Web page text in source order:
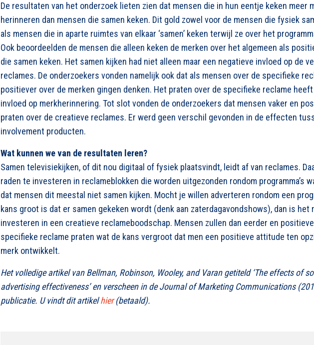
De resultaten van het onderzoek lieten zien dat mensen die in hun eentje keken meer
herinneren dan mensen die samen keken. Dit gold zowel voor de mensen die fysiek
als mensen die in aparte ruimtes van elkaar ‘samen’ keken terwijl ze over het
Ook beoordeelden de mensen die alleen keken de merken over het algemeen als
die samen keken. Het samen kijken had niet alleen maar een negatieve invloed op de
reclames. De onderzoekers vonden namelijk ook dat als mensen over de specifieke
positiever over de merken gingen denken. Het praten over de specifieke reclame
invloed op merkherinnering. Tot slot vonden de onderzoekers dat mensen vaker en
praten over de creatieve reclames. Er werd geen verschil gevonden in de effecten
involvement producten.
Wat kunnen we van de resultaten leren?
Samen televisiekijken, of dit nou digitaal of fysiek plaatsvindt, leidt af van reclames.
raden te investeren in reclameblokken die worden uitgezonden rondom programma’s
dat mensen dit meestal niet samen kijken. Mocht je willen adverteren rondom een
kans groot is dat er samen gekeken wordt (denk aan zaterdagavondshows), dan is het
investeren in een creatieve reclameboodschap. Mensen zullen dan eerder en
specifieke reclame praten wat de kans vergroot dat men een positieve attitude ten
merk ontwikkelt.
Het volledige artikel van Bellman, Robinson, Wooley, and Varan getiteld ‘The effects of
advertising effectiveness’ en verscheen in de Journal of Marketing Communications
publicatie. U vindt dit artikelhier(betaald).